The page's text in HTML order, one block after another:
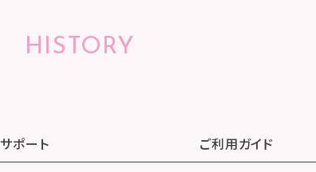
HISTORY
サポート ご利用ガイド